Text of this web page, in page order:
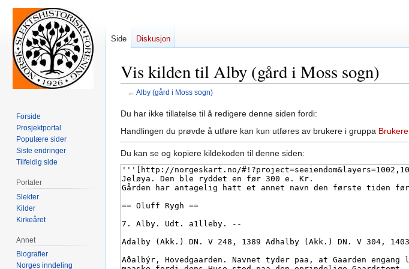
Vis kilden til Alby (gård i Moss sogn)
← Alby (gård i Moss sogn)
Hopp
til
Hopp
til
Du har ikke tillatelse til å redigere denne siden fordi:
Handlingen du prøvde å utføre kan kun utføres av brukere i gruppa Brukere
Du kan se og kopiere kildekoden til denne siden:
Side Diskusjon
Forside
Prosjektportal
Populære sider
Siste endringer
Tilfeldig side
Portaler
Slekter
Kilder
Kirkeåret
Annet
Biografier
Norges inndeling